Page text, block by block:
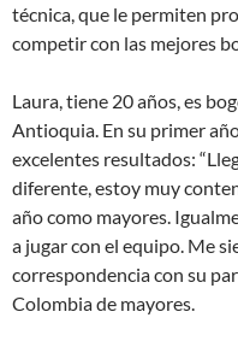
técnica, que le permiten
competir con las mejores
Laura, tiene 20 años, es
Antioquia. En su primer
excelentes resultados:
diferente, estoy muy
año como mayores.
a jugar con el equipo. Me
correspondencia con su
Colombia de mayores.